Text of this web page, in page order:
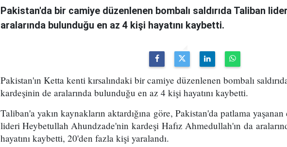
Pakistan'da bir camiye düzenlenen bombalı saldırıda Taliban
aralarında bulunduğu en az 4 kişi hayatını kaybetti.
Pakistan'ın Ketta kenti kırsalındaki bir camiye düzenlenen bombalı
kardeşinin de aralarında bulunduğu en az 4 kişi hayatını kaybetti.
Taliban'a yakın kaynakların aktardığına göre, Pakistan'da patlama
lideri Heybetullah Ahundzade'nin kardeşi Hafız Ahmedullah'ın da
hayatını kaybetti, 20'den fazla kişi yaralandı.